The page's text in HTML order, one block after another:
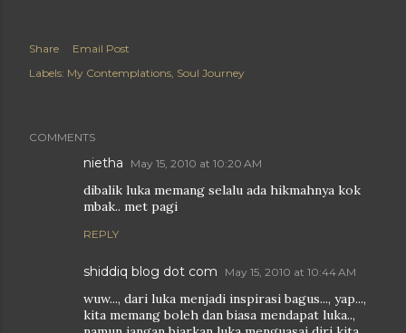
Share
Email Post
Labels: My Contemplations Soul Journey
COMMENTS
nietha May 15, 2010 at 10:20 AM
dibalik luka memang selalu ada hikmahnya kok
mbak.. met pagi
REPLY
shiddiq blog dot com May 15, 2010 at 10:44 AM
wuw..., dari luka menjadi inspirasi bagus..., yap...,
kita memang boleh dan biasa mendapat luka..,